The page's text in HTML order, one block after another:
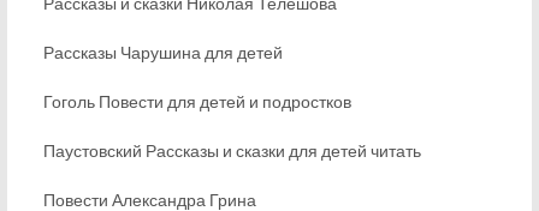
Рассказы Чарушина для детей
Гоголь Повести для детей и подростков
Паустовский Рассказы и сказки для детей читать
Повести Александра Грина